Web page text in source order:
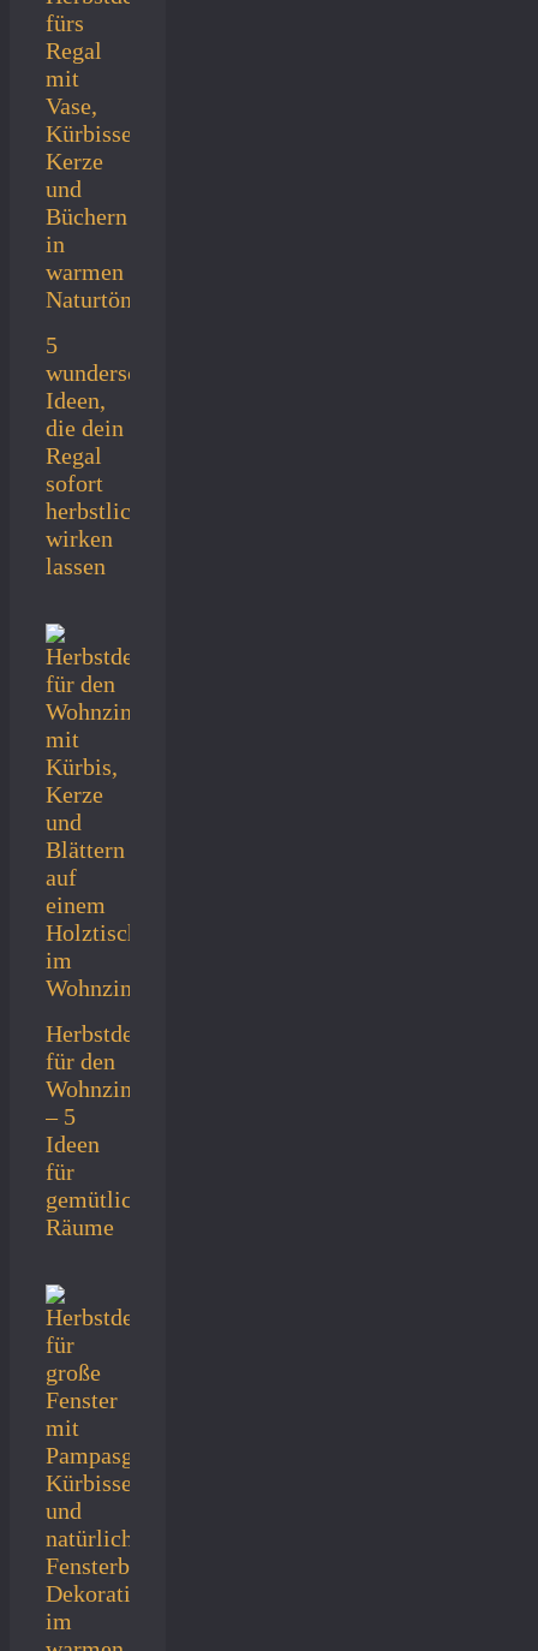
5
wunderschöne
Ideen,
die dein
Regal
sofort
herbstlich
wirken
lassen
Herbstdeko
für den
Wohnzimmertisch
– 5
Ideen
für
gemütliche
Räume